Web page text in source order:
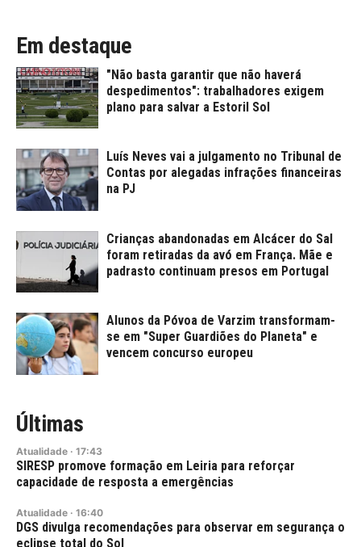
Em destaque
"Não basta garantir que não haverá
despedimentos": trabalhadores exigem
plano para salvar a Estoril Sol
Luís Neves vai a julgamento no Tribunal de
Contas por alegadas infrações financeiras
na PJ
Crianças abandonadas em Alcácer do Sal
foram retiradas da avó em França. Mãe e
padrasto continuam presos em Portugal
Alunos da Póvoa de Varzim transformam-
se em "Super Guardiões do Planeta" e
vencem concurso europeu
Últimas
Atualidade · 17:43
SIRESP promove formação em Leiria para reforçar
capacidade de resposta a emergências
Atualidade · 16:40
DGS divulga recomendações para observar em segurança o
eclipse total do Sol